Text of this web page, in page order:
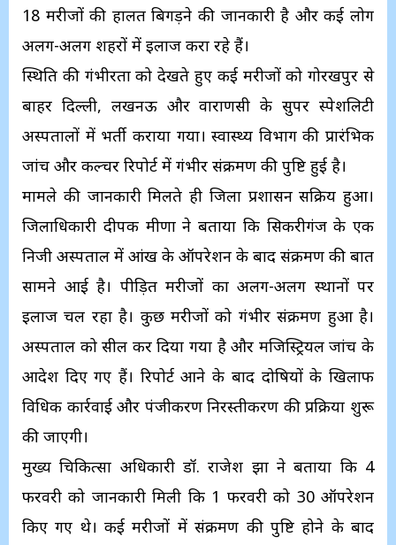
18 मरीजों की हालत बिगड़ने की जानकारी है और कई लोग
अलग-अलग शहरों में इलाज करा रहे हैं।
स्थिति की गंभीरता को देखते हुए कई मरीजों को गोरखपुर से
बाहर दिल्ली, लखनऊ और वाराणसी के सुपर स्पेशलिटी
अस्पतालों में भर्ती कराया गया। स्वास्थ्य विभाग की प्रारंभिक
जांच और कल्चर रिपोर्ट में गंभीर संक्रमण की पुष्टि हुई है।
मामले की जानकारी मिलते ही जिला प्रशासन सक्रिय हुआ।
जिलाधिकारी दीपक मीणा ने बताया कि सिकरीगंज के एक
निजी अस्पताल में आंख के ऑपरेशन के बाद संक्रमण की बात
सामने आई है। पीड़ित मरीजों का अलग-अलग स्थानों पर
इलाज चल रहा है। कुछ मरीजों को गंभीर संक्रमण हुआ है।
अस्पताल को सील कर दिया गया है और मजिस्ट्रियल जांच के
आदेश दिए गए हैं। रिपोर्ट आने के बाद दोषियों के खिलाफ
विधिक कार्रवाई और पंजीकरण निरस्तीकरण की प्रक्रिया शुरू
की जाएगी।
मुख्य चिकित्सा अधिकारी डॉ. राजेश झा ने बताया कि 4
फरवरी को जानकारी मिली कि 1 फरवरी को 30 ऑपरेशन
किए गए थे। कई मरीजों में संक्रमण की पुष्टि होने के बाद